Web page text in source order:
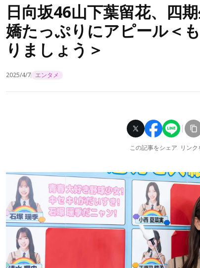
日向坂46山下葉留花、四
嬌たっぷりにアピール＜
りましょう＞
2025/4/7 エンタメ
この記事をシェア リン